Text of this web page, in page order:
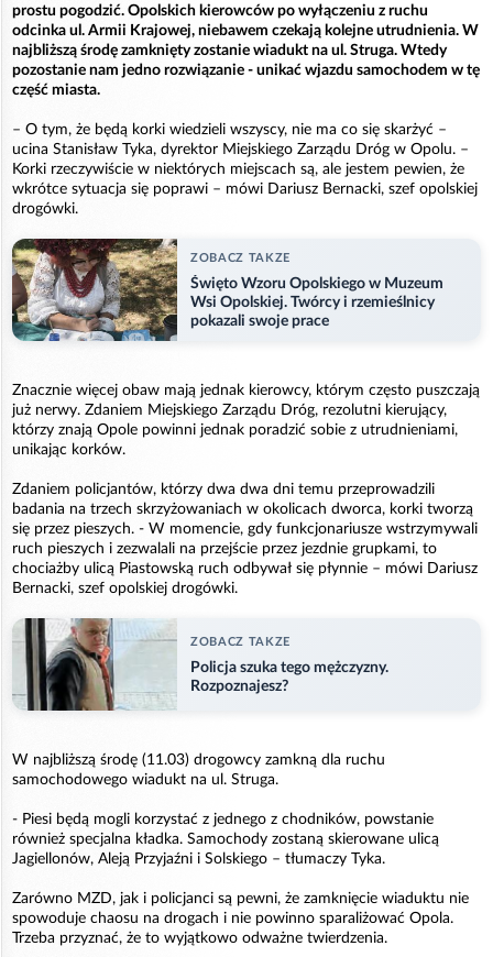
prostu pogodzić. Opolskich kierowców po wyłączeniu z ruchu
odcinka ul. Armii Krajowej, niebawem czekają kolejne utrudnienia. W
najbliższą środę zamknięty zostanie wiadukt na ul. Struga. Wtedy
pozostanie nam jedno rozwiązanie - unikać wjazdu samochodem w tę
część miasta.
– O tym, że będą korki wiedzieli wszyscy, nie ma co się skarżyć –
ucina Stanisław Tyka, dyrektor Miejskiego Zarządu Dróg w Opolu. –
Korki rzeczywiście w niektórych miejscach są, ale jestem pewien, że
wkrótce sytuacja się poprawi – mówi Dariusz Bernacki, szef opolskiej
drogówki.
ZOBACZ TAKZE
Święto Wzoru Opolskiego w Muzeum
Wsi Opolskiej. Twórcy i rzemieślnicy
pokazali swoje prace
Znacznie więcej obaw mają jednak kierowcy, którym często puszczają
już nerwy. Zdaniem Miejskiego Zarządu Dróg, rezolutni kierujący,
którzy znają Opole powinni jednak poradzić sobie z utrudnieniami,
unikając korków.
Zdaniem policjantów, którzy dwa dwa dni temu przeprowadzili
badania na trzech skrzyżowaniach w okolicach dworca, korki tworzą
się przez pieszych. - W momencie, gdy funkcjonariusze wstrzymywali
ruch pieszych i zezwalali na przejście przez jezdnie grupkami, to
chociażby ulicą Piastowską ruch odbywał się płynnie – mówi Dariusz
Bernacki, szef opolskiej drogówki.
ZOBACZ TAKZE
Policja szuka tego mężczyzny.
Rozpoznajesz?
W najbliższą środę (11.03) drogowcy zamkną dla ruchu
samochodowego wiadukt na ul. Struga.
- Piesi będą mogli korzystać z jednego z chodników, powstanie
również specjalna kładka. Samochody zostaną skierowane ulicą
Jagiellonów, Aleją Przyjaźni i Solskiego – tłumaczy Tyka.
Zarówno MZD, jak i policjanci są pewni, że zamknięcie wiaduktu nie
spowoduje chaosu na drogach i nie powinno sparaliżować Opola.
Trzeba przyznać, że to wyjątkowo odważne twierdzenia.